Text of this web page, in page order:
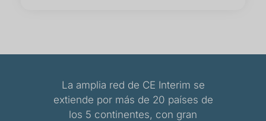
La amplia red de CE Interim se
extiende por más de 20 países de
los 5 continentes, con gran